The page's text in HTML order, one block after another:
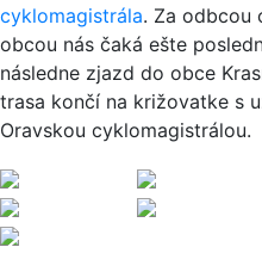
cyklomagistrála. Za odbcou
obcou nás čaká ešte
následne zjazd do obce
trasa končí na križovatke s
Oravskou cyklomagistrálou.